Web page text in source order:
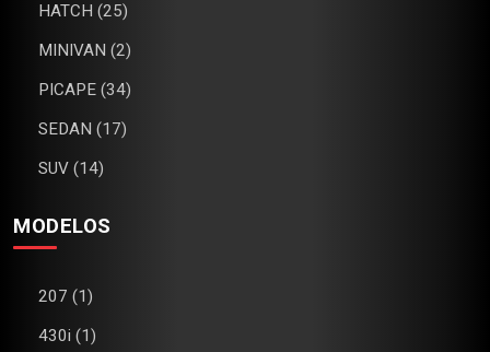
HATCH (25)
MINIVAN (2)
PICAPE (34)
SEDAN (17)
SUV (14)
MODELOS
207 (1)
430i (1)